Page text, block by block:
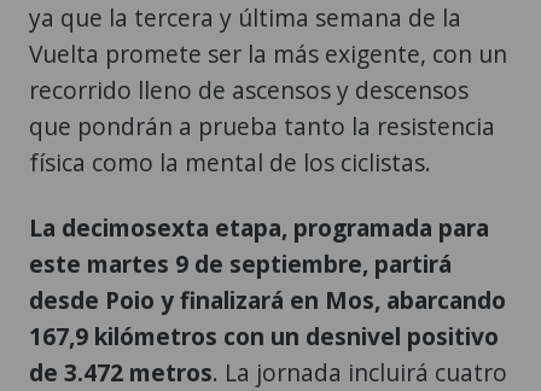
ya que la tercera y última semana de la
Vuelta promete ser la más exigente, con un
recorrido lleno de ascensos y descensos
que pondrán a prueba tanto la resistencia
física como la mental de los ciclistas.
La decimosexta etapa, programada para
este martes 9 de septiembre, partirá
desde Poio y finalizará en Mos, abarcando
167,9 kilómetros con un desnivel positivo
de 3.472 metros. La jornada incluirá cuatro